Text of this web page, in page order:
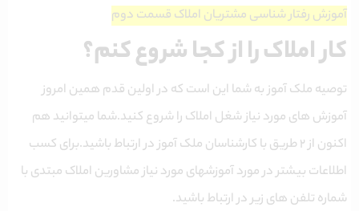
آموزش رفتار شناسی مشتریان املاک قسمت دوم
کار املاک را از کجا شروع کنم؟
توصیه ملک آموز به شما این است که در اولین قدم همین امروز
آموزش های مورد نیاز شغل املاک را شروع کنید.شما میتوانید هم
اکنون از ۲ طریق با کارشناسان ملک آموز در ارتباط باشید.برای کسب
اطلاعات بیشتر در مورد آموزشهای مورد نیاز مشاورین املاک مبتدی با
شماره تلفن های زیر در ارتباط باشید.